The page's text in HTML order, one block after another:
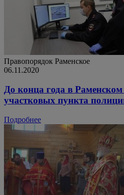
Правопорядок Раменское
06.11.2020
До конца года в
участковых пункта
Подробнее